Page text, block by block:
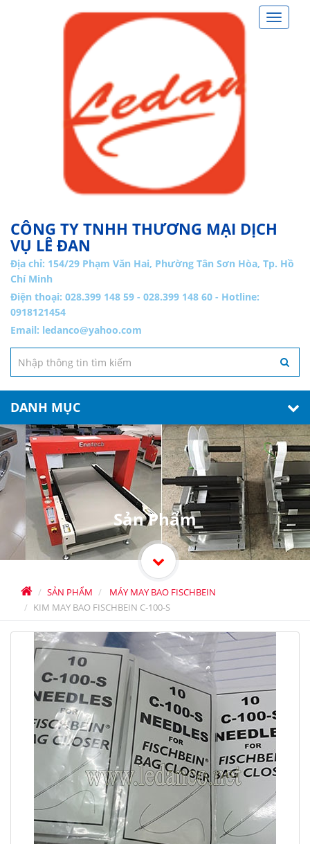
Toggle
CÔNG TY TNHH THƯƠNG MẠI DỊCH
VỤ LÊ ĐAN
Địa chỉ: 154/29 Phạm Văn Hai, Phường Tân Sơn Hòa, Tp. Hồ
Chí Minh
Điện thoại: 028.399 148 59 - 028.399 148 60 - Hotline:
0918121454
Email: ledanco@yahoo.com
DANH MỤC
SẢN PHẨM
MÁY MAY BAO FISCHBEIN
KIM MAY BAO FISCHBEIN C-100-S
Sản Phẩm